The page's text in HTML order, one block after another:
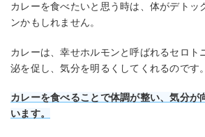
カレーを食べたいと思う時は、体がデトッ
ンかもしれません。
カレーは、幸せホルモンと呼ばれるセロト
泌を促し、気分を明るくしてくれるのです。
カレーを食べることで体調が整い、気分が
います。